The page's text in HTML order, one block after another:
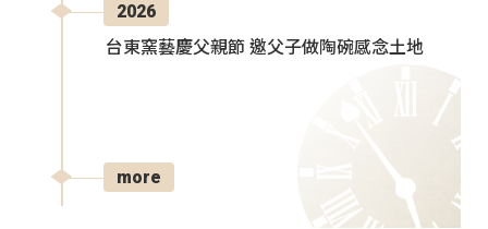
2026
台東窯藝慶父親節 邀父子做陶碗感念土地
more